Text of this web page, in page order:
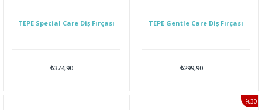
TEPE Special Care Diş Fırçası
₺374,90
TEPE Gentle Care Diş Fırçası
₺299,90
%30